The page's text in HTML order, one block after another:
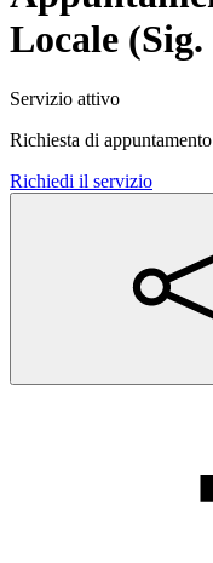
Locale
Servizio attivo
Richiesta di
Richiedi il servizio